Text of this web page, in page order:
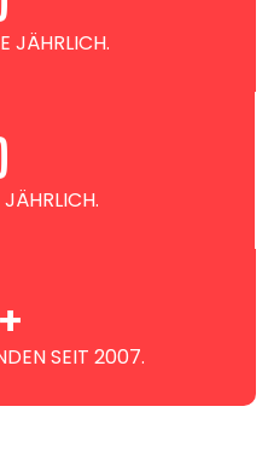
JÄHRLICH.
SEIT 2007.
+